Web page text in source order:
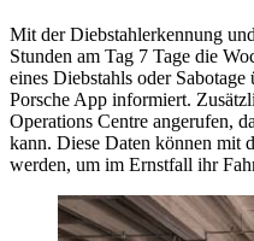
Mit der Diebstahlerkennung
Stunden am Tag 7 Tage die
eines Diebstahls oder
Porsche App informiert.
Operations Centre angerufen,
kann. Diese Daten können mit
werden, um im Ernstfall ihr